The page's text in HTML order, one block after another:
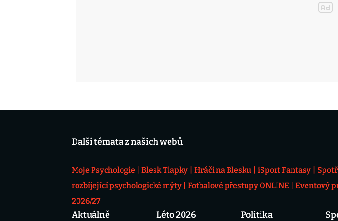
Další témata z našich webů
Moje Psychologie Blesk Tlapky Hráči na Blesku iSport Fantasy
rozbíjející psychologické mýty
Fotbalové přestupy ONLINE Eventový
2026/27
Aktuálně Léto 2026 Politika